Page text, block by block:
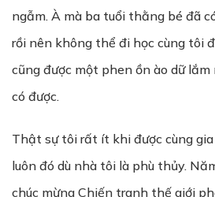
ngẫm. À mà ba tuổi thằng bé đã
rồi nên không thể đi học cùng tôi
cũng được một phen ồn ào dữ
có được.
Thật sự tôi rất ít khi được cùng
luôn đó dù nhà tôi là phù thủy.
chúc mừng Chiến tranh thế giới